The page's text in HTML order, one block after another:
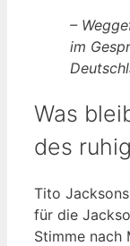
–
im
Was
des
Tito
für die
Stimme nach